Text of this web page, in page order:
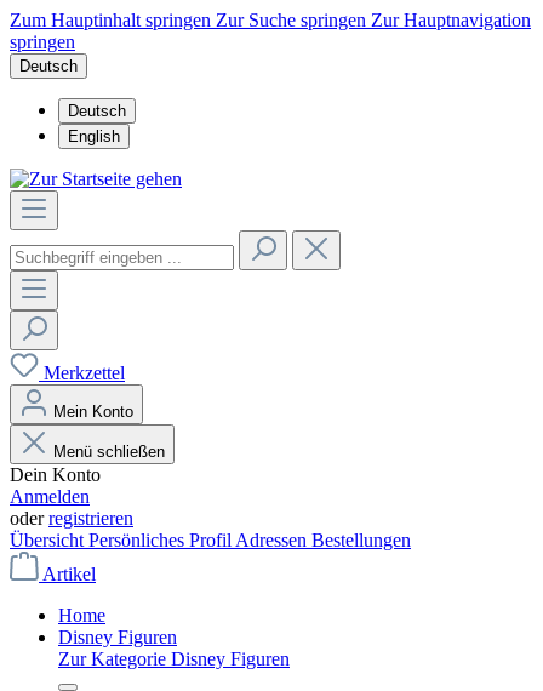
Zum Hauptinhalt springen Zur Suche springen Zur Hauptnavigation
springen
Deutsch
Deutsch
English
Merkzettel
Mein Konto
Menü schließen
Dein Konto
Anmelden
oderregistrieren
Übersicht Persönliches Profil Adressen Bestellungen
Artikel
Home
Disney Figuren
Zur Kategorie Disney Figuren